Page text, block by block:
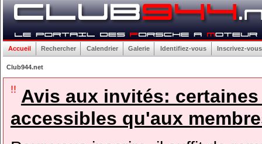
Accueil Rechercher Calendrier Galerie Identifiez-vous Inscrivez-vous
Club944.net
!! Avis aux invités:
accessibles qu'aux